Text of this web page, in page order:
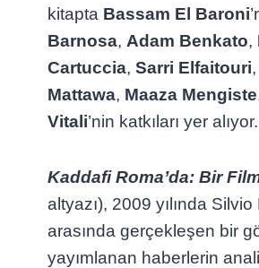
kitapta Bassam El Baroni
Barnosa, Adam Benkato,
Cartuccia, Sarri Elfaitouri,
Mattawa, Maaza Mengiste
Vitali’nin katkıları yer alıyor.
Kaddafi Roma’da: Bir
altyazı), 2009 yılında
arasında gerçekleşen bir
yayımlanan haberlerin